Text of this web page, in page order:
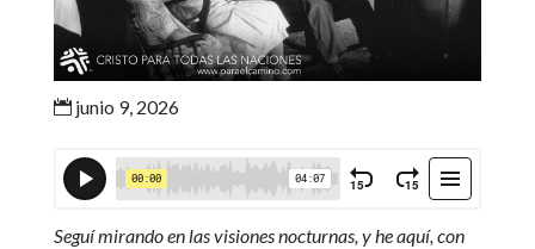
junio 9, 2026
Seguí mirando en las visiones nocturnas, y he aquí, con